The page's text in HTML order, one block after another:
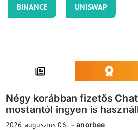
BINANCE UNISWAP
Négy korábban fizetős
mostantól ingyen is
2026. augusztus 06. anorbee